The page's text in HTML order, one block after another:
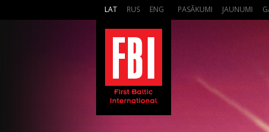
LAT RUS ENG PASĀKUMI JAUNUMI